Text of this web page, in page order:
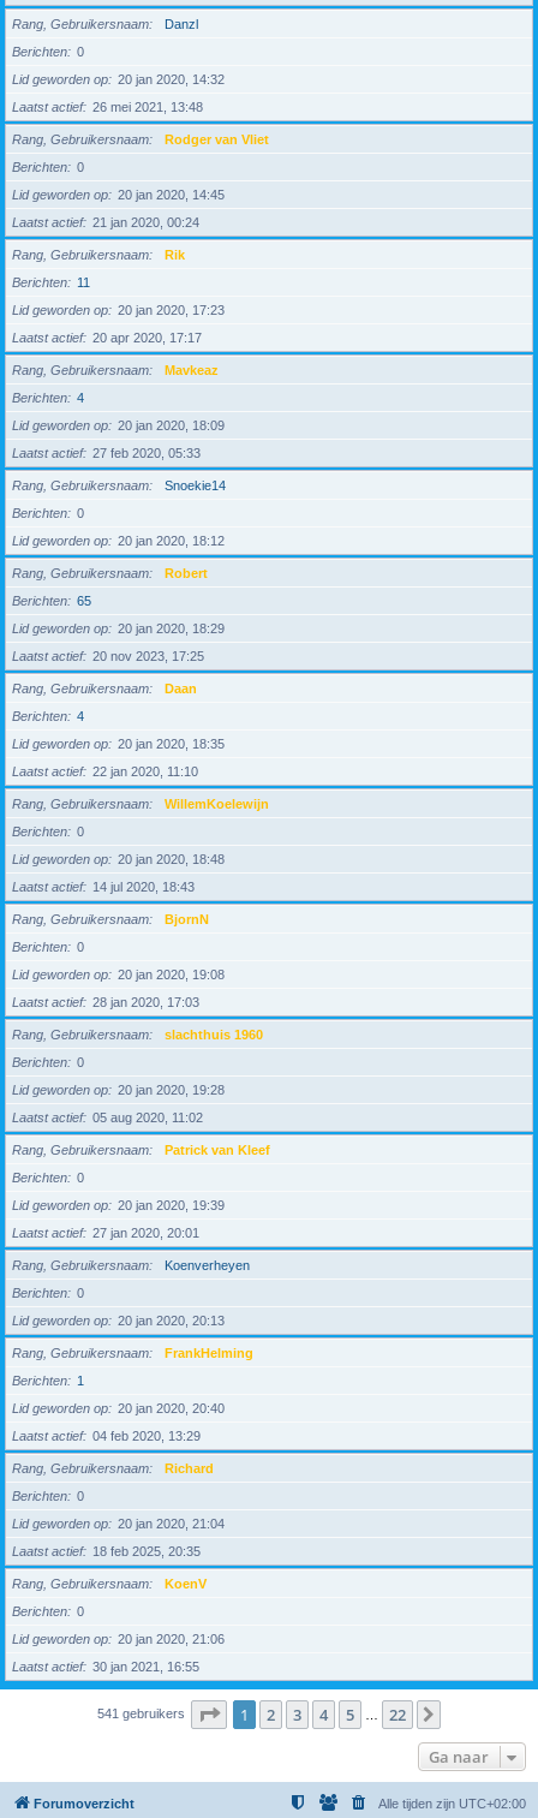
Rang, Gebruikersnaam
Danzl
Berichten
0
Lid geworden op
20 jan 2020, 14:32
Laatst actief
26 mei 2021, 13:48
Rang, Gebruikersnaam
Rodger van Vliet
Berichten
0
Lid geworden op
20 jan 2020, 14:45
Laatst actief
21 jan 2020, 00:24
Rang, Gebruikersnaam
Rik
Berichten
11
Lid geworden op
20 jan 2020, 17:23
Laatst actief
20 apr 2020, 17:17
Rang, Gebruikersnaam
Mavkeaz
Berichten
4
Lid geworden op
20 jan 2020, 18:09
Laatst actief
27 feb 2020, 05:33
Rang, Gebruikersnaam
Snoekie14
Berichten
0
Lid geworden op
20 jan 2020, 18:12
Rang, Gebruikersnaam
Robert
Berichten
65
Lid geworden op
20 jan 2020, 18:29
Laatst actief
20 nov 2023, 17:25
Rang, Gebruikersnaam
Daan
Berichten
4
Lid geworden op
20 jan 2020, 18:35
Laatst actief
22 jan 2020, 11:10
Rang, Gebruikersnaam
WillemKoelewijn
Berichten
0
Lid geworden op
20 jan 2020, 18:48
Laatst actief
14 jul 2020, 18:43
Rang, Gebruikersnaam
BjornN
Berichten
0
Lid geworden op
20 jan 2020, 19:08
Laatst actief
28 jan 2020, 17:03
Rang, Gebruikersnaam
slachthuis 1960
Berichten
0
Lid geworden op
20 jan 2020, 19:28
Laatst actief
05 aug 2020, 11:02
Rang, Gebruikersnaam
Patrick van Kleef
Berichten
0
Lid geworden op
20 jan 2020, 19:39
Laatst actief
27 jan 2020, 20:01
Rang, Gebruikersnaam
Koenverheyen
Berichten
0
Lid geworden op
20 jan 2020, 20:13
Rang, Gebruikersnaam
FrankHelming
Berichten
1
Lid geworden op
20 jan 2020, 20:40
Laatst actief
04 feb 2020, 13:29
Rang, Gebruikersnaam
Richard
Berichten
0
Lid geworden op
20 jan 2020, 21:04
Laatst actief
18 feb 2025, 20:35
Rang, Gebruikersnaam
KoenV
Berichten
0
Lid geworden op
20 jan 2020, 21:06
Laatst actief
30 jan 2021, 16:55
541 gebruikers Pagina van 22
1 2 3 4 5 22
Ga naar
Forumoverzicht Alle tijden zijn UTC+02:00